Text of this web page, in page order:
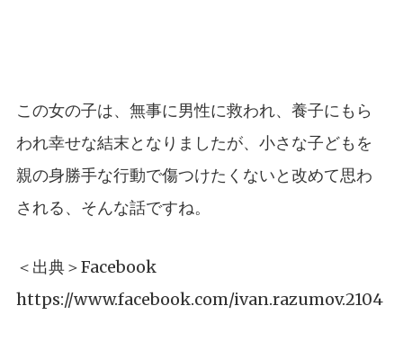
この女の子は、無事に男性に救われ、養子にもら
われ幸せな結末となりましたが、小さな子どもを
親の身勝手な行動で傷つけたくないと改めて思わ
される、そんな話ですね。
＜出典＞Facebook
https://www.facebook.com/ivan.razumov.2104